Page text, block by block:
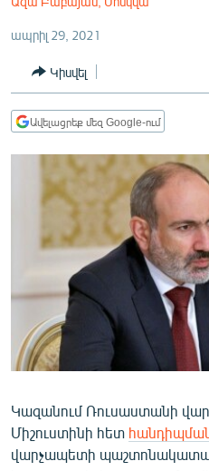
ՊԱՏԵՐԱԶՄԻ 6 ՇԱԲԱԹՆԵՐԸ
ՏԱՐԱԾԱՇՐՋԱՆ
ՄԻՋԱԶԳԱՅԻՆ
ՄՇԱԿՈՒՅԹ
ՄԵԿՆԱԲԱՆՈՒԹՅՈՒՆ
ՏՏ ԵՒ ԻՆՏԵՐՆԵՏ
ԿՈՐՈՆԱՎԻՐՈՒՍ
ԱՐԽԻՎ
ԲԱՆԱՎԵՃ
ՁԳՏԵԼՈՎ ԼԱՎԱԳՈՒՅՆԻՆ
ապրիլ 29, 2021
Կիսվել
Ավելացրեք մեզ Google-ում
Կազանում Ռուսաստանի
Միշուստինի հետ
վարչապետի